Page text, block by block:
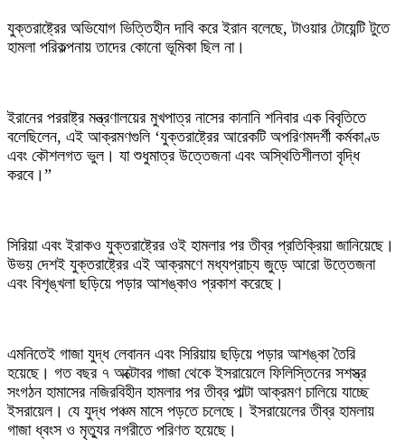
যুক্তরাষ্ট্রের অভিযোগ ভিত্তিহীন দাবি করে ইরান বলেছে, টাওয়ার টোয়েন্টি টুতে
হামলা পরিকল্পনায় তাদের কোনো ভূমিকা ছিল না।
ইরানের পররাষ্ট্র মন্ত্রণালয়ের মুখপাত্র নাসের কানানি শনিবার এক বিবৃতিতে
বলেছিলেন, এই আক্রমণগুলি ‘যুক্তরাষ্ট্রের আরেকটি অপরিণমদর্শী কর্মকাণ্ড
এবং কৌশলগত ভুল। যা শুধুমাত্র উত্তেজনা এবং অস্থিতিশীলতা বৃদ্ধি
করবে।”
সিরিয়া এবং ইরাকও যুক্তরাষ্ট্রের ওই হামলার পর তীব্র প্রতিক্রিয়া জানিয়েছে।
উভয় দেশই যুক্তরাষ্ট্রের এই আক্রমণে মধ্যপ্রাচ্য জুড়ে আরো উত্তেজনা
এবং বিশৃঙ্খলা ছড়িয়ে পড়ার আশঙ্কাও প্রকাশ করেছে।
এমনিতেই গাজা যুদ্ধ লেবানন এবং সিরিয়ায় ছড়িয়ে পড়ার আশঙ্কা তৈরি
হয়েছে। গত বছর ৭ অক্টোবর গাজা থেকে ইসরায়েলে ফিলিস্তিনের সশস্ত্র
সংগঠন হামাসের নজিরবিহীন হামলার পর তীব্র পাল্টা আক্রমণ চালিয়ে যাচ্ছে
ইসরায়েল। যে যুদ্ধ পঞ্চম মাসে পড়তে চলেছে। ইসরায়েলের তীব্র হামলায়
গাজা ধ্বংস ও মৃত্যুর নগরীতে পরিণত হয়েছে।